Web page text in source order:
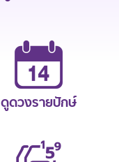
ดูดวงรายปักษ์